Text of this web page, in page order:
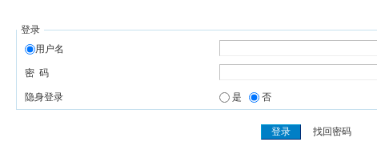
登录
用户名
密 码
隐身登录 是 否
找回密码